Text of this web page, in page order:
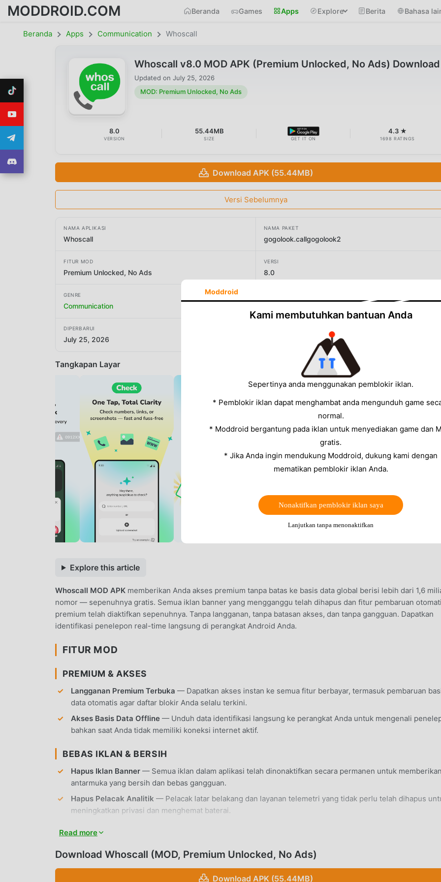
MODDROID.COM Beranda Games Apps Explore Berita Bahasa
Beranda Apps Communication Whoscall
Whoscall v8.0 MOD APK (Premium Unlocked, No Ads) Download
Updated on July 25, 2026
MOD: Premium Unlocked, No Ads
8.0
VERSION
55.44MB
SIZE GET IT ON
4.3 ★
1698 RATINGS
Download APK (55.44MB)
Versi Sebelumnya
NAMA APLIKASI
Whoscall
NAMA PAKET
gogolook.callgogolook2
FITUR MOD
Premium Unlocked, No Ads
VERSI
8.0
GENRE
Communication
DIPERBARUI
July 25, 2026
Tangkapan Layar
Explore this article
Whoscall MOD APK memberikan Anda akses premium tanpa batas ke basis data global berisi lebih dari 1,6
nomor — sepenuhnya gratis. Semua iklan banner yang mengganggu telah dihapus dan fitur pembaruan
premium telah diaktifkan sepenuhnya. Tanpa langganan, tanpa batasan akses, dan tanpa gangguan. Dapatkan
identifikasi penelepon real-time langsung di perangkat Android Anda.
FITUR MOD
PREMIUM & AKSES
Langganan Premium Terbuka — Dapatkan akses instan ke semua fitur berbayar, termasuk pembaruan
data otomatis agar daftar blokir Anda selalu terkini.
Akses Basis Data Offline — Unduh data identifikasi langsung ke perangkat Anda untuk mengenali
bahkan saat Anda tidak memiliki koneksi internet aktif.
BEBAS IKLAN & BERSIH
Hapus Iklan Banner — Semua iklan dalam aplikasi telah dinonaktifkan secara permanen untuk memberikan
antarmuka yang bersih dan bebas gangguan.
Hapus Pelacak Analitik — Pelacak latar belakang dan layanan telemetri yang tidak perlu telah dihapus
meningkatkan privasi dan menghemat baterai.
FITUR APLIKASI
Read more
Download Whoscall (MOD, Premium Unlocked, No Ads)
Download APK (55.44MB)
Moddroid
Kami membutuhkan bantuan Anda
Sepertinya anda menggunakan pemblokir iklan.
* Pemblokir iklan dapat menghambat anda mengunduh game
normal.
* Moddroid bergantung pada iklan untuk menyediakan game dan
gratis.
* Jika Anda ingin mendukung Moddroid, dukung kami dengan
mematikan pemblokir iklan Anda.
Nonaktifkan pemblokir iklan saya
Lanjutkan tanpa menonaktifkan